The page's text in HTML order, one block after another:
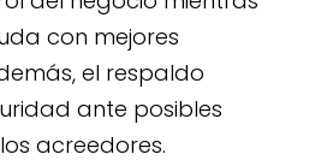
con mejores
el respaldo
ante posibles
acreedores.